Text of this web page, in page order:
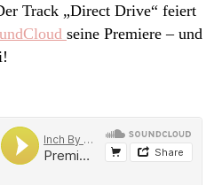
Track „Direct Drive“ feiert
seine Premiere – und